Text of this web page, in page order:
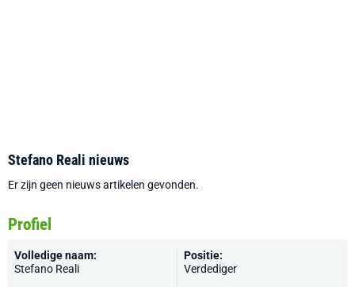
Stefano Reali nieuws
Er zijn geen nieuws artikelen gevonden.
Profiel
Volledige naam:
Stefano Reali
Positie:
Verdediger